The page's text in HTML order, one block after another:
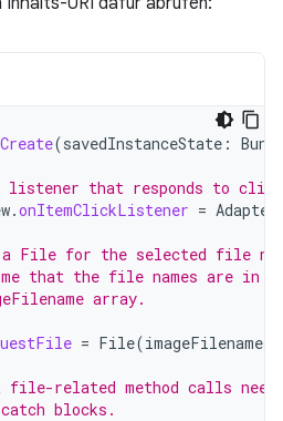
(savedInstanceState :
listener that responds to
.onItemClickListener =
File for the selected file
that the file names are in
array.
= File(imageFilenames
file-related method calls need
blocks.